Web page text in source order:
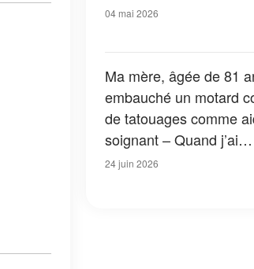
04 mai 2026
Ma mère, âgée de 81
embauché un motard
de tatouages comme
soignant – Quand j’ai
découvert pourquoi, mes
24 juin 2026